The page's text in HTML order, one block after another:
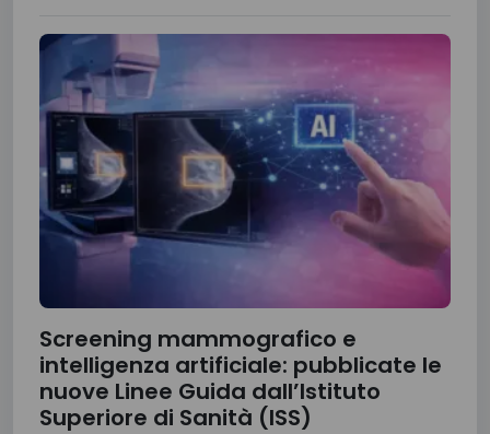
Screening mammografico e
intelligenza artificiale: pubblicate le
nuove Linee Guida dall’Istituto
Superiore di Sanità (ISS)